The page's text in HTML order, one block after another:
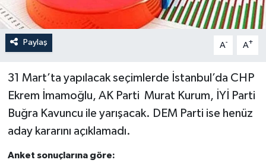
Paylaş A- A+
31 Mart’ta yapılacak seçimlerde İstanbul’da CHP
Ekrem İmamoğlu, AK Parti Murat Kurum, İYİ Parti
Buğra Kavuncu ile yarışacak. DEM Parti ise henüz
aday kararını açıklamadı.
Anket sonuçlarına göre: